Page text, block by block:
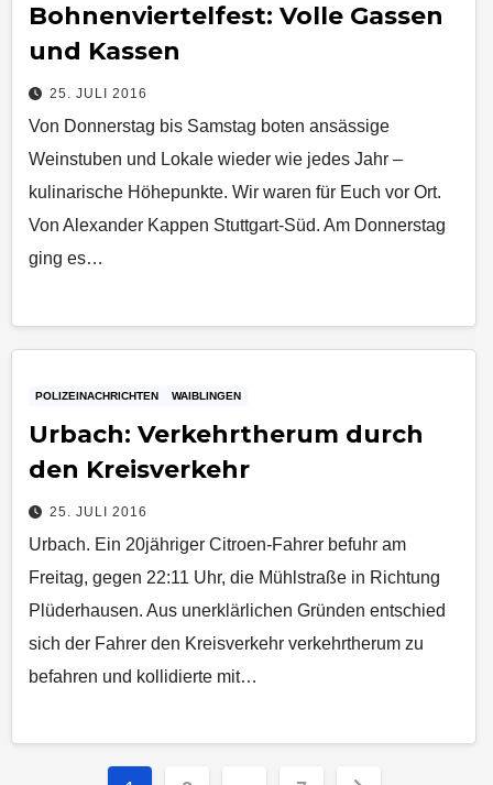
Bohnenviertelfest: Volle Gassen
und Kassen
25. JULI 2016
Von Donnerstag bis Samstag boten ansässige
Weinstuben und Lokale wieder wie jedes Jahr –
kulinarische Höhepunkte. Wir waren für Euch vor Ort.
Von Alexander Kappen Stuttgart-Süd. Am Donnerstag
ging es…
POLIZEINACHRICHTEN WAIBLINGEN
Urbach: Verkehrtherum durch
den Kreisverkehr
25. JULI 2016
Urbach. Ein 20jähriger Citroen-Fahrer befuhr am
Freitag, gegen 22:11 Uhr, die Mühlstraße in Richtung
Plüderhausen. Aus unerklärlichen Gründen entschied
sich der Fahrer den Kreisverkehr verkehrtherum zu
befahren und kollidierte mit…